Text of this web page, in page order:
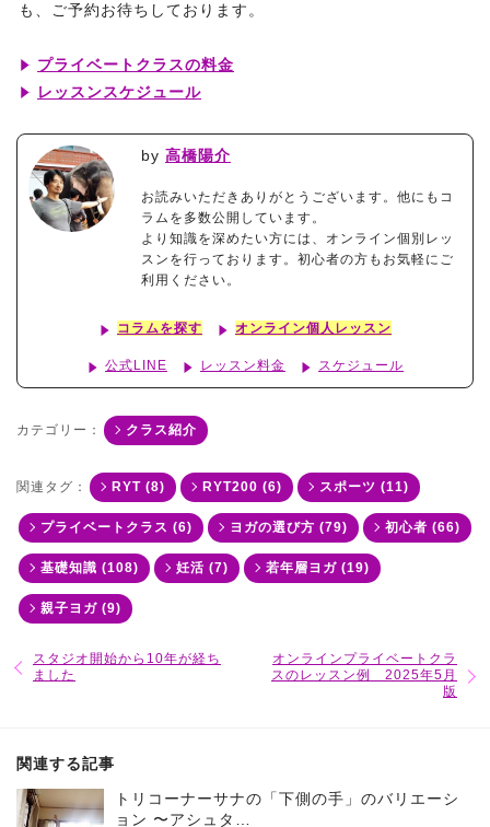
も、ご予約お待ちしております。
プライベートクラスの料金
レッスンスケジュール
by 高橋陽介
お読みいただきありがとうございます。他にもコ
ラムを多数公開しています。
より知識を深めたい方には、オンライン個別レッ
スンを行っております。初心者の方もお気軽にご
利用ください。
コラムを探す オンライン個人レッスン
公式LINE レッスン料金 スケジュール
カテゴリー： クラス紹介
関連タグ： RYT (8) RYT200 (6) スポーツ (11)
プライベートクラス (6) ヨガの選び方 (79) 初心者 (66)
基礎知識 (108) 妊活 (7) 若年層ヨガ (19)
親子ヨガ (9)
スタジオ開始から10年が経ち
ました
オンラインプライベートクラ
スのレッスン例 2025年5月
版
関連する記事
トリコーナーサナの「下側の手」のバリエーシ
ョン 〜アシュタ…